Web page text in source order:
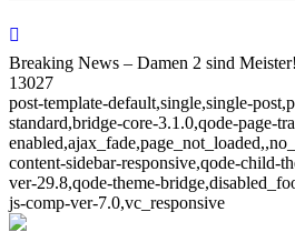
Breaking News – Damen 2 sind Meister!
13027
post-template-default,single,single-
standard,bridge-core-3.1.0,qode-page-
content-sidebar-responsive,qode-child-
ver-29.8,qode-theme-
js-comp-ver-7.0,vc_responsive